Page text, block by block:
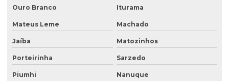
Investigação detalhada de passivo ambiental
Laboratório de análise de água
Laboratório de análise de efluentes
Ouro Branco Iturama
Mateus Leme Machado
Jaíba Matozinhos
Porteirinha Sarzedo
Piumhi Nanuque